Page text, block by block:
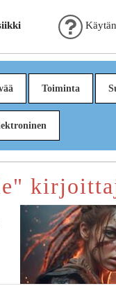
Toiminta